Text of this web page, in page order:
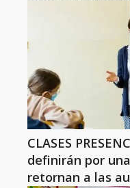
CLASES
definirán por
retornan a las